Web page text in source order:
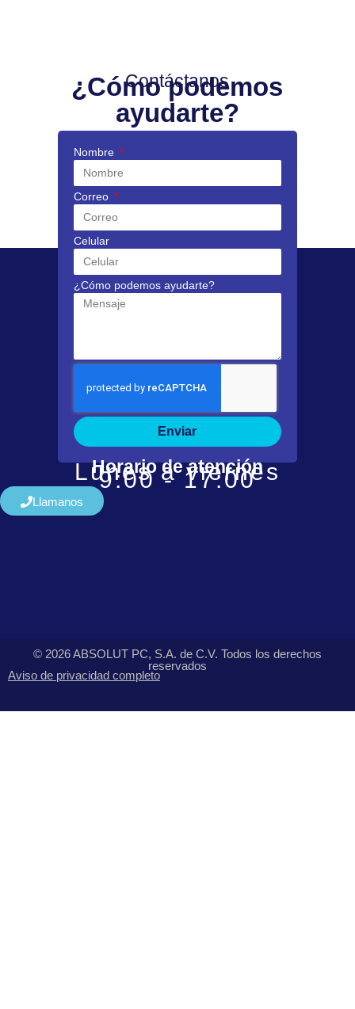
Contáctanos
¿Cómo podemos
ayudarte?
Nombre
Correo
Celular
¿Cómo podemos ayudarte?
Enviar
Horario de atención
Lunes a viernes
9:00 - 17:00
Llamanos
© 2026 ABSOLUT PC, S.A. de C.V. Todos los derechos
reservados
Aviso de privacidad completo